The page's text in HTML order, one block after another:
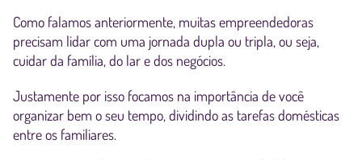
Como falamos anteriormente, muitas empreendedoras
precisam lidar com uma jornada dupla ou tripla, ou seja,
cuidar da família, do lar e dos negócios.
Justamente por isso focamos na importância de você
organizar bem o seu tempo, dividindo as tarefas domésticas
entre os familiares.